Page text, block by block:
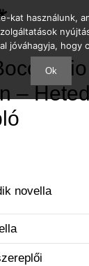
–
novella
kat használunk,
jóváhagyja, hogy
Ok